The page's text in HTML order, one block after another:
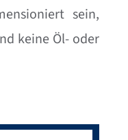
sein,
keine Öl- oder